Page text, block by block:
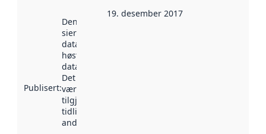
Publisert:
Denne datoen
sier når
datasettet ble
høstet av
data.norge.no.
Det kan ha
vært
tilgjengelig
tidligere
andre steder.
19. desember 2017